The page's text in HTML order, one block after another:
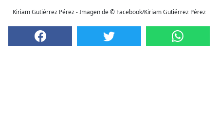
Kiriam Gutiérrez Pérez - Imagen de © Facebook/Kiriam Gutiérrez Pérez